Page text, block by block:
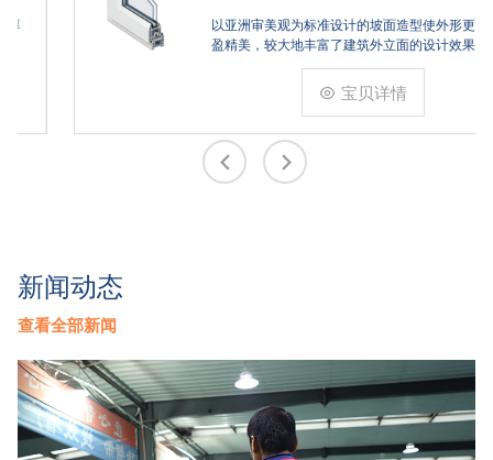
以亚洲审美观为标准设计的坡面造型使外形更为轻
盈精美，较大地丰富了建筑外立面的设计效果。
宝贝详情
新闻动态
查看全部新闻